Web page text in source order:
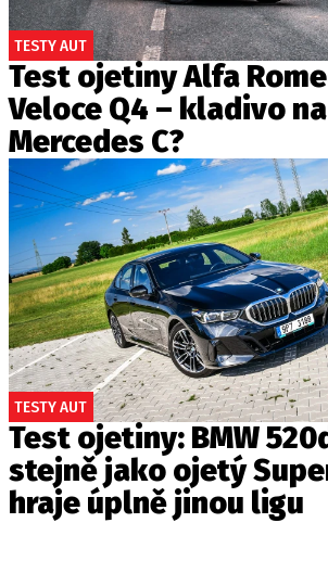
TESTY AUT
Test ojetiny Alfa
Veloce Q4 – kladivo na
Mercedes C?
TESTY AUT
Test ojetiny: BMW
stejně jako ojetý
hraje úplně jinou ligu